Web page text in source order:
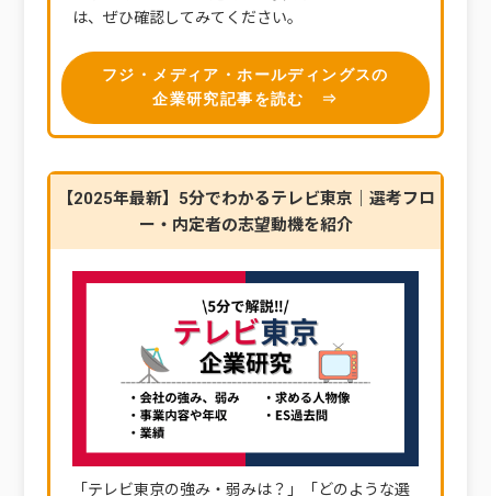
は、ぜひ確認してみてください。
フジ・メディア・ホールディングスの
企業研究記事を読む ⇒
【2025年最新】5分でわかるテレビ東京｜選考フロ
ー・内定者の志望動機を紹介
「テレビ東京の強み・弱みは？」「どのような選